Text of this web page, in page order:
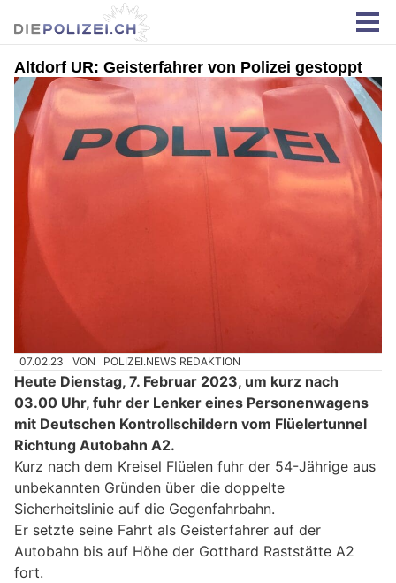
Altdorf UR: Geisterfahrer von Polizei gestoppt
07.02.23 VON POLIZEI.NEWS REDAKTION
Heute Dienstag, 7. Februar 2023, um kurz nach
03.00 Uhr, fuhr der Lenker eines Personenwagens
mit Deutschen Kontrollschildern vom Flüelertunnel
Richtung Autobahn A2.
Kurz nach dem Kreisel Flüelen fuhr der 54-Jährige aus
unbekannten Gründen über die doppelte
Sicherheitslinie auf die Gegenfahrbahn.
Er setzte seine Fahrt als Geisterfahrer auf der
Autobahn bis auf Höhe der Gotthard Raststätte A2
fort.